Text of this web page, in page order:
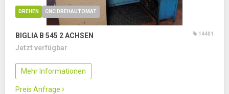
DREHEN CNC DREHAUTOMAT
BIGLIA B 545 2 ACHSEN 14401
Jetzt verfügbar
Mehr Informationen
Preis Anfrage